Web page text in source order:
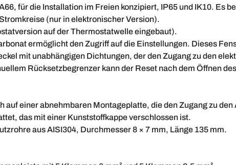
für die Installation im Freien konzipiert, IP65 und IK10. Es
(nur in elektronischer Version).
auf der Thermostatwelle eingebaut).
ermöglicht den Zugriff auf die Einstellungen. Dieses
mit unabhängigen Dichtungen, der den Zugang zu den
Rücksetzbegrenzer kann der Reset nach dem Öffnen
auf einer abnehmbaren Montageplatte, die den Zugang zu
das mit einer Kunststoffkappe verschlossen ist.
aus AISI304, Durchmesser 8 × 7 mm, Länge 135 mm.